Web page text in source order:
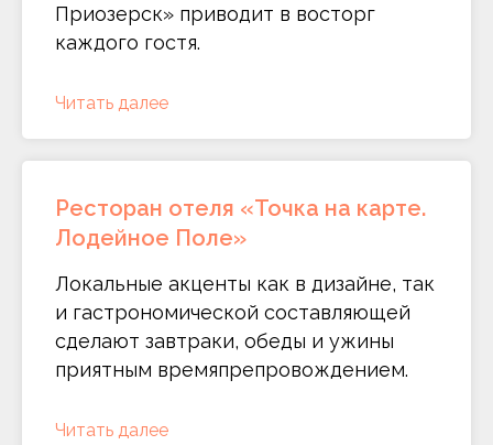
Приозерск» приводит в восторг
каждого гостя.
Читать далее
Ресторан отеля «Точка на карте.
Лодейное Поле»
Локальные акценты как в дизайне, так
и гастрономической составляющей
сделают завтраки, обеды и ужины
приятным времяпрепровождением.
Читать далее